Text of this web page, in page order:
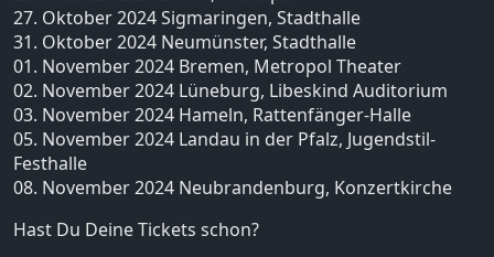
27. Oktober 2024 Sigmaringen, Stadthalle
31. Oktober 2024 Neumünster, Stadthalle
01. November 2024 Bremen, Metropol Theater
02. November 2024 Lüneburg, Libeskind Auditorium
03. November 2024 Hameln, Rattenfänger-Halle
05. November 2024 Landau in der Pfalz, Jugendstil-
Festhalle
08. November 2024 Neubrandenburg, Konzertkirche
Hast Du Deine Tickets schon?